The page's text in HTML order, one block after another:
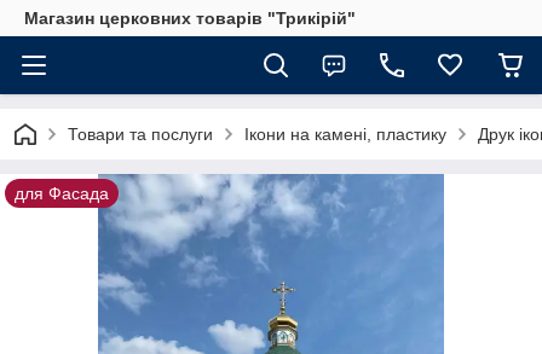
Магазин церковних товарів "Трикірій"
Товари та послуги Ікони на камені, пластику Друк
для Фасада